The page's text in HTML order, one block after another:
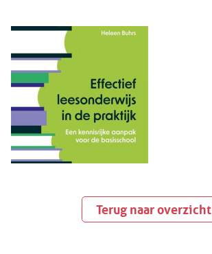
Terug naar overzicht